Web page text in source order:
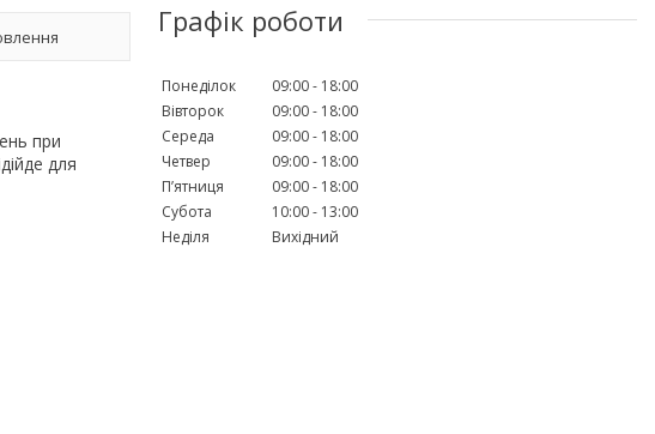
при
для
Графік роботи
Понеділок 09:00
18:00
Вівторок
09:00
18:00
Середа
09:00
18:00
Четвер
09:00
18:00
Пʼятниця
09:00
18:00
Субота
10:00
13:00
Неділя
Вихідний